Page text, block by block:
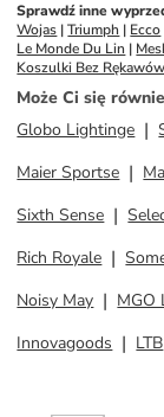
Sprawdź inne
Wojas | Triumph | Ecco
Le Monde Du Lin |
Koszulki Bez Rękawów
Może Ci się
Globo Lightinge
Maier Sportse
Sixth Sense
Rich Royale
Noisy May
MGO
Innovagoods
LTB